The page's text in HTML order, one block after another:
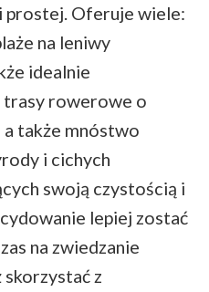
prostej. Oferuje wiele:
na leniwy
idealnie
trasy rowerowe o
a także mnóstwo
i cichych
swoją czystością i
lepiej zostać
na zwiedzanie
z